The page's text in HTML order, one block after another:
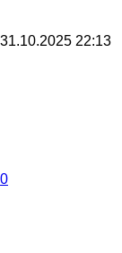
31.10.2025 22:13
0